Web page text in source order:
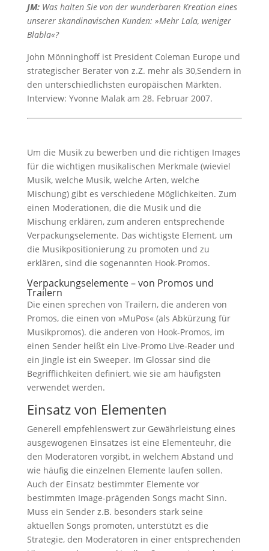
JM:Was halten Sie von der wunderbaren Kreation eines
unserer skandinavischen Kunden: »Mehr Lala, weniger
Blabla«?
John Mönninghoff ist President Coleman Europe und
strategischer Berater von z.Z. mehr als 30,Sendern in
den unterschiedlichsten europäischen Märkten.
Interview: Yvonne Malak am 28. Februar 2007.
Um die Musik zu bewerben und die richtigen Images
für die wichtigen musikalischen Merkmale (wieviel
Musik, welche Musik, welche Arten, welche
Mischung) gibt es verschiedene Möglichkeiten. Zum
einen Moderationen, die die Musik und die
Mischung erklären, zum anderen entsprechende
Verpackungselemente. Das wichtigste Element, um
die Musikpositionierung zu promoten und zu
erklären, sind die sogenannten Hook-Promos.
Verpackungselemente – von Promos und
Trailern
Die einen sprechen von Trailern, die anderen von
Promos, die einen von »MuPos« (als Abkürzung für
Musikpromos). die anderen von Hook-Promos, im
einen Sender heißt ein Live-Promo Live-Reader und
ein Jingle ist ein Sweeper. Im Glossar sind die
Begrifflichkeiten definiert, wie sie am häufigsten
verwendet werden.
Einsatz von Elementen
Generell empfehlenswert zur Gewährleistung eines
ausgewogenen Einsatzes ist eine Elementeuhr, die
den Moderatoren vorgibt, in welchem Abstand und
wie häufig die einzelnen Elemente laufen sollen.
Auch der Einsatz bestimmter Elemente vor
bestimmten Image-prägenden Songs macht Sinn.
Muss ein Sender z.B. besonders stark seine
aktuellen Songs promoten, unterstützt es die
Strategie, den Moderatoren in einer entsprechenden